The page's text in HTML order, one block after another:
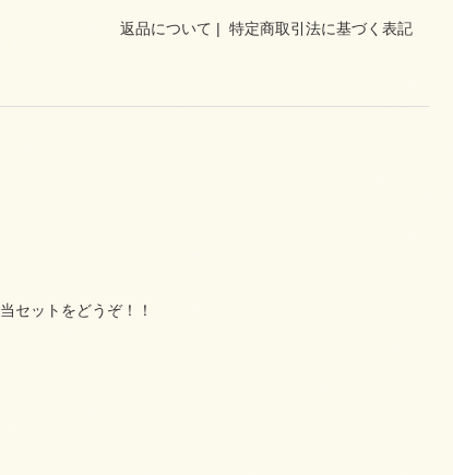
返品について | 特定商取引法に基づく表記
当セットをどうぞ！！